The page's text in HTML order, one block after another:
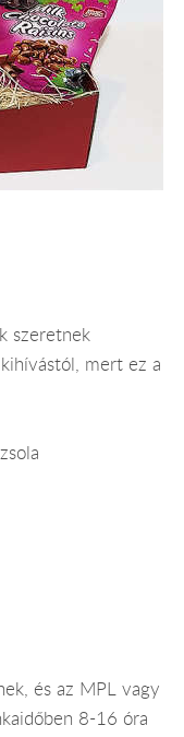
szeretnek
mert ez a
és az MPL vagy
8-16 óra